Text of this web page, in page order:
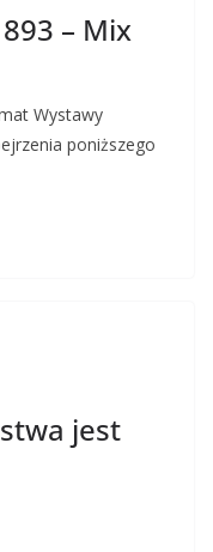
– Mix
Wystawy
poniższego
jest